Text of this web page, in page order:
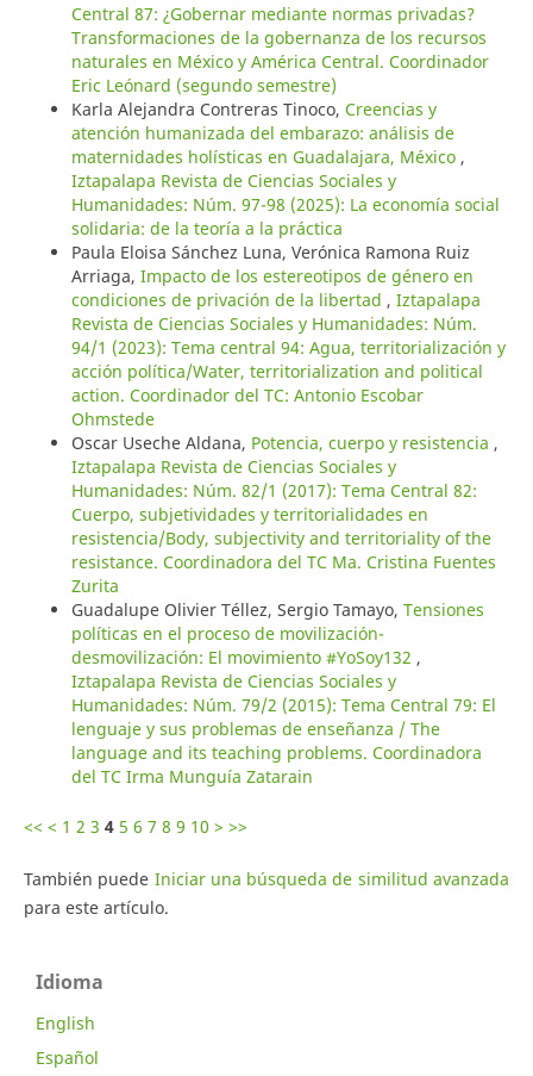
Central 87: ¿Gobernar mediante normas privadas?
Transformaciones de la gobernanza de los recursos
naturales en México y América Central. Coordinador
Eric Leónard (segundo semestre)
Karla Alejandra Contreras Tinoco, Creencias y
atención humanizada del embarazo: análisis de
maternidades holísticas en Guadalajara, México ,
Iztapalapa Revista de Ciencias Sociales y
Humanidades: Núm. 97-98 (2025): La economía social
solidaria: de la teoría a la práctica
Paula Eloisa Sánchez Luna, Verónica Ramona Ruiz
Arriaga, Impacto de los estereotipos de género en
condiciones de privación de la libertad , Iztapalapa
Revista de Ciencias Sociales y Humanidades: Núm.
94/1 (2023): Tema central 94: Agua, territorialización y
acción política/Water, territorialization and political
action. Coordinador del TC: Antonio Escobar
Ohmstede
Oscar Useche Aldana, Potencia, cuerpo y resistencia ,
Iztapalapa Revista de Ciencias Sociales y
Humanidades: Núm. 82/1 (2017): Tema Central 82:
Cuerpo, subjetividades y territorialidades en
resistencia/Body, subjectivity and territoriality of the
resistance. Coordinadora del TC Ma. Cristina Fuentes
Zurita
Guadalupe Olivier Téllez, Sergio Tamayo, Tensiones
políticas en el proceso de movilización-
desmovilización: El movimiento #YoSoy132 ,
Iztapalapa Revista de Ciencias Sociales y
Humanidades: Núm. 79/2 (2015): Tema Central 79: El
lenguaje y sus problemas de enseñanza / The
language and its teaching problems. Coordinadora
del TC Irma Munguía Zatarain
<< < 1 2 3 4 5 6 7 8 9 10 > >>
También puede Iniciar una búsqueda de similitud avanzada
para este artículo.
Idioma
English
Español